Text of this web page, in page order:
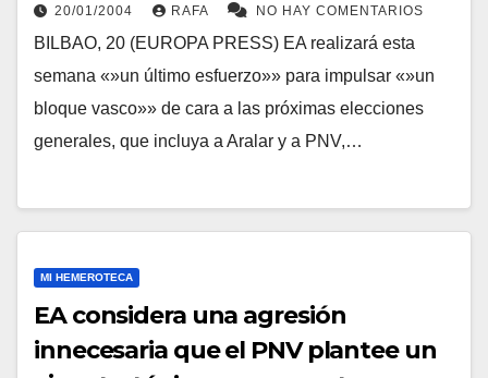
20/01/2004 RAFA NO HAY COMENTARIOS
BILBAO, 20 (EUROPA PRESS) EA realizará esta
semana «»un último esfuerzo»» para impulsar «»un
bloque vasco»» de cara a las próximas elecciones
generales, que incluya a Aralar y a PNV,…
MI HEMEROTECA
EA considera una agresión
innecesaria que el PNV plantee un